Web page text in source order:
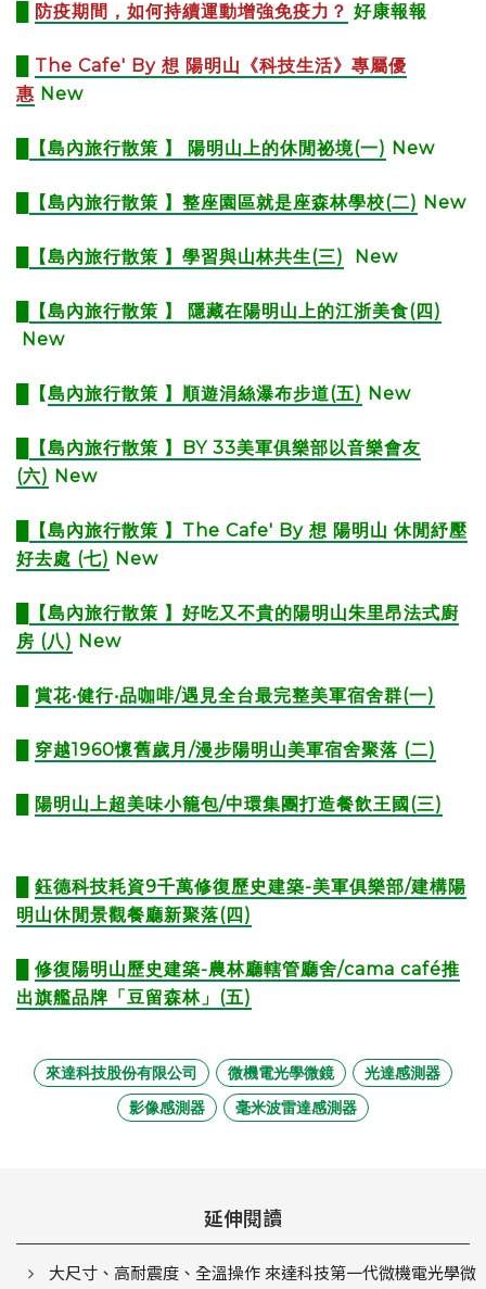
防疫期間，如何持續運動增強免疫力？ 好康報報
The Cafe' By 想 陽明山《科技生活》專屬優
惠 New
【島內旅行散策 】 陽明山上的休閒祕境(一) New
【島內旅行散策 】整座園區就是座森林學校(二) New
【島內旅行散策 】學習與山林共生(三) New
【島內旅行散策 】 隱藏在陽明山上的江浙美食(四)
New
█【島內旅行散策 】順遊涓絲瀑布步道(五) New
【島內旅行散策 】BY 33美軍俱樂部以音樂會友
(六) New
【島內旅行散策 】The Cafe' By 想 陽明山 休閒紓壓
好去處 (七) New
【島內旅行散策 】好吃又不貴的陽明山朱里昂法式廚
房 (八)​​​​ ​​​ New
賞花‧健行‧品咖啡/遇見全台最完整美軍宿舍群(一)
穿越1960懷舊歲月/漫步陽明山美軍宿舍聚落 (二)
陽明山上超美味小籠包/中環集團打造餐飲王國(三)
鈺德科技耗資9千萬修復歷史建築-美軍俱樂部/建構陽
明山休閒景觀餐廳新聚落(四)
修復陽明山歷史建築-農林廳轄管廳舍/cama café推
出旗艦品牌「豆留森林」(五)
來達科技股份有限公司 微機電光學微鏡
光達感測器
影像感測器
毫米波雷達感測器
延伸閱讀
大尺寸、高耐震度、全溫操作 來達科技第一代微機電光學微